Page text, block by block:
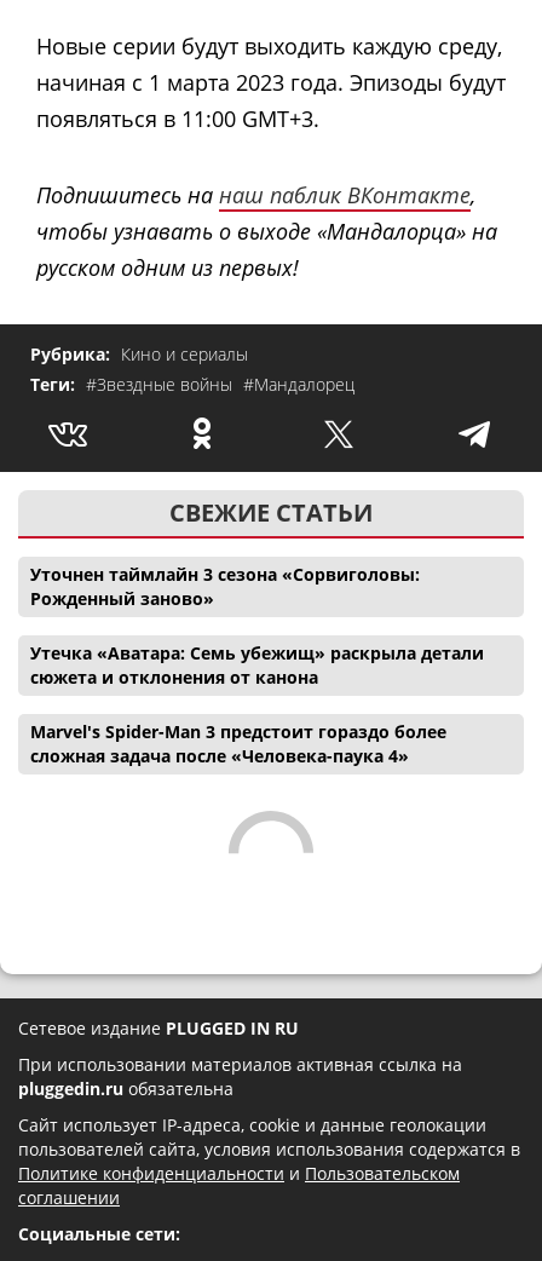
Новые серии будут выходить каждую среду,
начиная с 1 марта 2023 года. Эпизоды будут
появляться в 11:00 GMT+3.
Подпишитесь на наш паблик ВКонтакте,
чтобы узнавать о выходе «Мандалорца» на
русском одним из первых!
Рубрика: Кино и сериалы
Теги: #Звездные войны #Мандалорец
СВЕЖИЕ СТАТЬИ
Уточнен таймлайн 3 сезона «Сорвиголовы:
Рожденный заново»
Утечка «Аватара: Семь убежищ» раскрыла детали
сюжета и отклонения от канона
Marvel's Spider-Man 3 предстоит гораздо более
сложная задача после «Человека-паука 4»
Сетевое издание PLUGGED IN RU
При использовании материалов активная ссылка на
pluggedin.ru обязательна
Сайт использует IP-адреса, cookie и данные геолокации
пользователей сайта, условия использования содержатся в
Политике конфиденциальности и Пользовательском
соглашении
Социальные сети: